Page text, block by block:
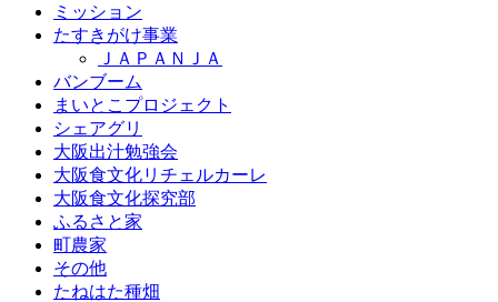
ミッション
たすきがけ事業
ＪＡＰＡＮＪＡ
バンブーム
まいとこプロジェクト
シェアグリ
大阪出汁勉強会
大阪食文化リチェルカーレ
大阪食文化探究部
ふるさと家
町農家
その他
たねはた種畑